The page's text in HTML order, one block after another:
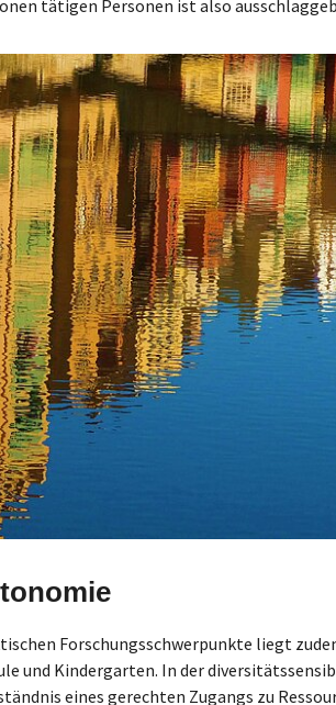
tätigen Personen ist also
Forschungsschwerpunkte liegt
und Kindergarten. In der
eines gerechten Zugangs zu